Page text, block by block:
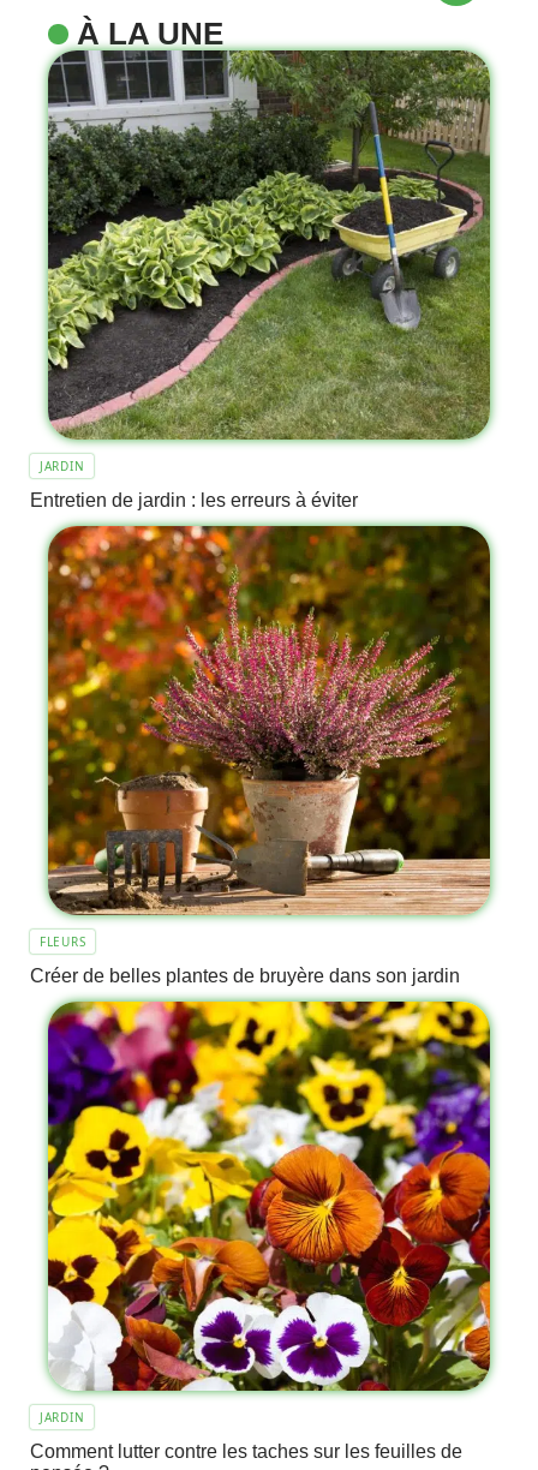
À LA UNE
JARDIN
Entretien de jardin : les erreurs à éviter
FLEURS
Créer de belles plantes de bruyère dans son jardin
JARDIN
Comment lutter contre les taches sur les feuilles de